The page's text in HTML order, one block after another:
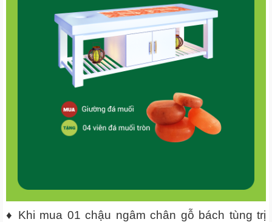
♦ Khi mua 01 chậu ngâm chân gỗ bách tùng trị